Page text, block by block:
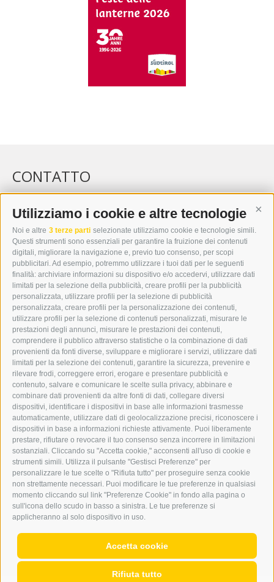
Utilizziamo i cookie e altre tecnologie
Noi e altre 3 terze parti selezionate utilizziamo cookie e tecnologie simili.
Questi strumenti sono essenziali per garantire la fruizione dei contenuti
digitali, migliorare la navigazione e, previo tuo consenso, per scopi
pubblicitari. Ad esempio, potremmo utilizzare i tuoi dati per le seguenti
finalità: archiviare informazioni su dispositivo e/o accedervi, utilizzare dati
limitati per la selezione della pubblicità, creare profili per la pubblicità
personalizzata, utilizzare profili per la selezione di pubblicità
personalizzata, creare profili per la personalizzazione dei contenuti,
utilizzare profili per la selezione di contenuti personalizzati, misurare le
prestazioni degli annunci, misurare le prestazioni dei contenuti,
comprendere il pubblico attraverso statistiche o la combinazione di dati
provenienti da fonti diverse, sviluppare e migliorare i servizi, utilizzare dati
limitati per la selezione dei contenuti, garantire la sicurezza, prevenire e
rilevare frodi, correggere errori, erogare e presentare pubblicità e
contenuto, salvare e comunicare le scelte sulla privacy, abbinare e
combinare dati provenienti da altre fonti di dati, collegare diversi
dispositivi, identificare i dispositivi in base alle informazioni trasmesse
automaticamente, utilizzare dati di geolocalizzazione precisi, riconoscere i
dispositivi in base a informazioni richieste attivamente. Puoi liberamente
prestare, rifiutare o revocare il tuo consenso senza incorrere in limitazioni
sostanziali. Cliccando su "Accetta cookie," acconsenti all'uso di cookie e
strumenti simili. Utilizza il pulsante "Gestisci Preferenze" per
personalizzare le tue scelte o "Rifiuta tutto" per proseguire senza cookie
non strettamente necessari. Puoi modificare le tue preferenze in qualsiasi
momento cliccando sul link "Preferenze Cookie" in fondo alla pagina o
sull'icona dello scudo in basso a sinistra. Le tue preferenze si
applicheranno al solo dispositivo in uso.
Accetta cookie
Rifiuta tutto
CONTATTO
WIPP-MEDIA GMBH
DER ERKER
I-39049 VIPITENO
TEL.: +39 0472 766876
GRAFIK@DERERKER.IT
INFO@DERERKER.IT
BARBARA.FONTANA@DERERKER.IT
ERKER
PUBBLICITÀ NELL’ERKER
PUBBLICITÀ ONLINE
ADDEBITO DIRETTO SEPA
REGOLAMENTO COMMENTI
ONLINE VOTING
SERVICE
EVENTI
ANNUNCI
LINK UTILI
METEO
WEBCAM
VIDEO
NECROLOGI